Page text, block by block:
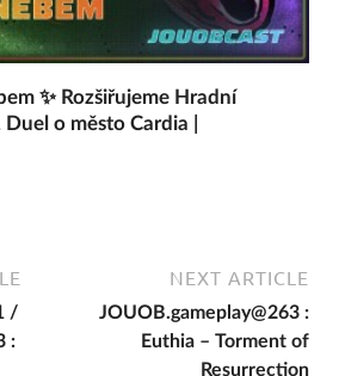
✨ Rozšiřujeme Hradní
o město Cardia |
/
:
NEXT ARTICLE
JOUOB.gameplay@263 :
Euthia – Torment of
Resurrection